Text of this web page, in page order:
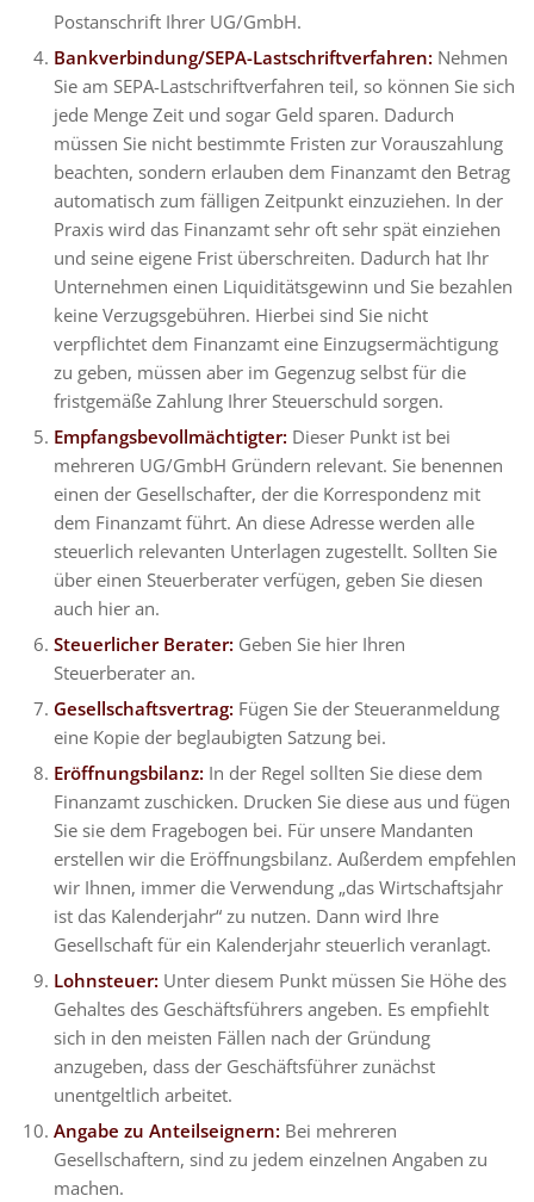
Postanschrift Ihrer UG/GmbH.
Bankverbindung/SEPA-Lastschriftverfahren: Nehmen
Sie am SEPA-Lastschriftverfahren teil, so können Sie sich
jede Menge Zeit und sogar Geld sparen. Dadurch
müssen Sie nicht bestimmte Fristen zur Vorauszahlung
beachten, sondern erlauben dem Finanzamt den Betrag
automatisch zum fälligen Zeitpunkt einzuziehen. In der
Praxis wird das Finanzamt sehr oft sehr spät einziehen
und seine eigene Frist überschreiten. Dadurch hat Ihr
Unternehmen einen Liquiditätsgewinn und Sie bezahlen
keine Verzugsgebühren. Hierbei sind Sie nicht
verpflichtet dem Finanzamt eine Einzugsermächtigung
zu geben, müssen aber im Gegenzug selbst für die
fristgemäße Zahlung Ihrer Steuerschuld sorgen.
Empfangsbevollmächtigter: Dieser Punkt ist bei
mehreren UG/GmbH Gründern relevant. Sie benennen
einen der Gesellschafter, der die Korrespondenz mit
dem Finanzamt führt. An diese Adresse werden alle
steuerlich relevanten Unterlagen zugestellt. Sollten Sie
über einen Steuerberater verfügen, geben Sie diesen
auch hier an.
Steuerlicher Berater: Geben Sie hier Ihren
Steuerberater an.
Gesellschaftsvertrag: Fügen Sie der Steueranmeldung
eine Kopie der beglaubigten Satzung bei.
Eröffnungsbilanz: In der Regel sollten Sie diese dem
Finanzamt zuschicken. Drucken Sie diese aus und fügen
Sie sie dem Fragebogen bei. Für unsere Mandanten
erstellen wir die Eröffnungsbilanz. Außerdem empfehlen
wir Ihnen, immer die Verwendung „das Wirtschaftsjahr
ist das Kalenderjahr“ zu nutzen. Dann wird Ihre
Gesellschaft für ein Kalenderjahr steuerlich veranlagt.
Lohnsteuer: Unter diesem Punkt müssen Sie Höhe des
Gehaltes des Geschäftsführers angeben. Es empfiehlt
sich in den meisten Fällen nach der Gründung
anzugeben, dass der Geschäftsführer zunächst
unentgeltlich arbeitet.
Angabe zu Anteilseignern: Bei mehreren
Gesellschaftern, sind zu jedem einzelnen Angaben zu
machen.